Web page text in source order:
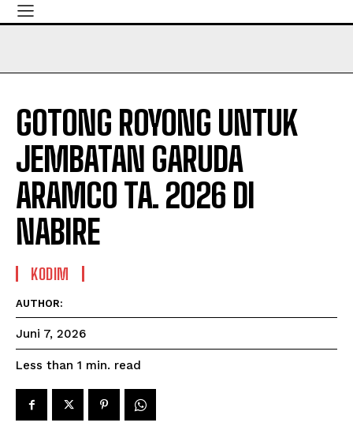
GOTONG ROYONG UNTUK
JEMBATAN GARUDA
ARAMCO TA. 2026 DI
NABIRE
KODIM
AUTHOR:
Juni 7, 2026
Less than 1 min. read